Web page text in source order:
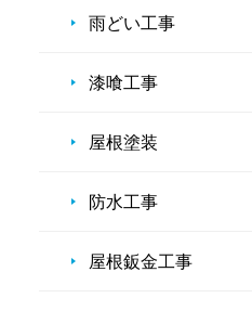
雨どい工事
漆喰工事
屋根塗装
防水工事
屋根鈑金工事